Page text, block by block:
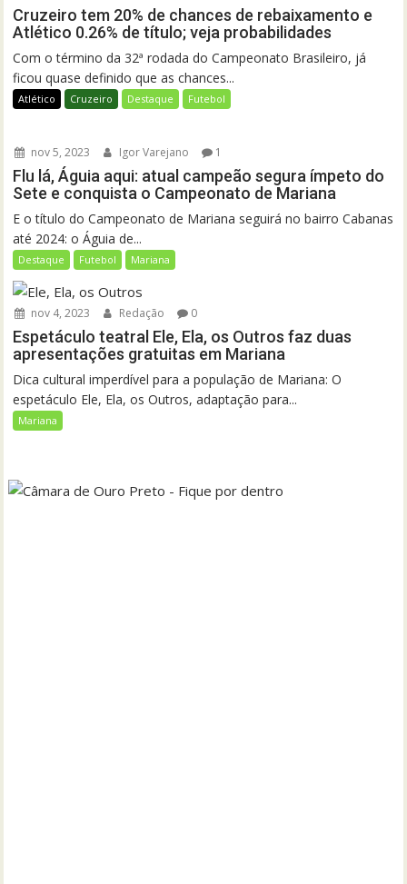
Cruzeiro tem 20% de chances de rebaixamento e
Atlético 0.26% de título; veja probabilidades
Com o término da 32ª rodada do Campeonato Brasileiro, já
ficou quase definido que as chances...
Atlético Cruzeiro Destaque Futebol
nov 5, 2023 Igor Varejano 1
Flu lá, Águia aqui: atual campeão segura ímpeto do
Sete e conquista o Campeonato de Mariana
E o título do Campeonato de Mariana seguirá no bairro Cabanas
até 2024: o Águia de...
Destaque Futebol Mariana
nov 4, 2023 Redação 0
Espetáculo teatral Ele, Ela, os Outros faz duas
apresentações gratuitas em Mariana
Dica cultural imperdível para a população de Mariana: O
espetáculo Ele, Ela, os Outros, adaptação para...
Mariana